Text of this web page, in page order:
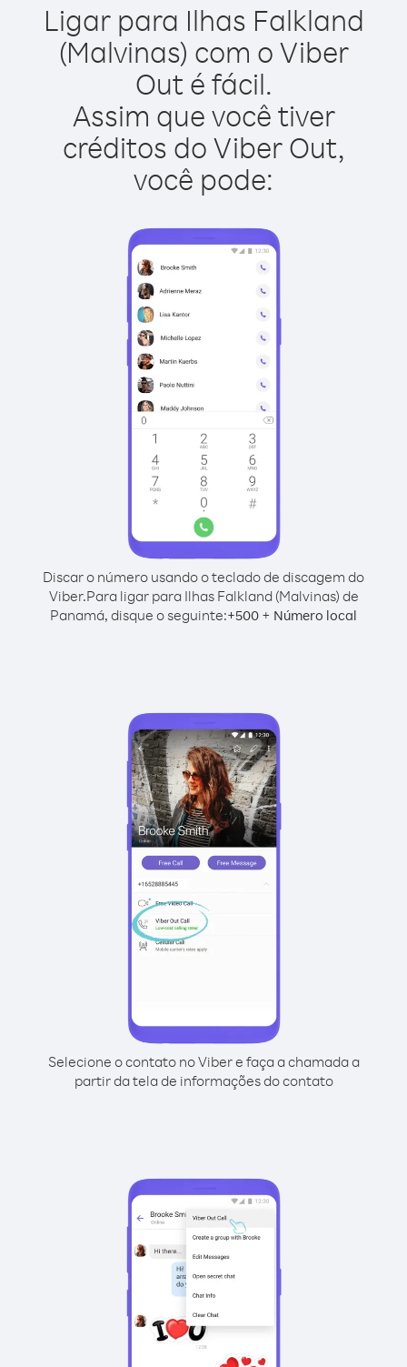
Ligar para Ilhas Falkland
(Malvinas) com o Viber
Out é fácil.
Assim que você tiver
créditos do Viber Out,
você pode:
Discar o número usando o teclado de discagem do
Viber.Para ligar para Ilhas Falkland (Malvinas) de
Panamá, disque o seguinte:+500 + Número local
Selecione o contato no Viber e faça a chamada a
partir da tela de informações do contato